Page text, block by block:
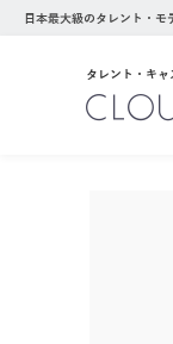
日本最大級のタレント・
タレント・キ